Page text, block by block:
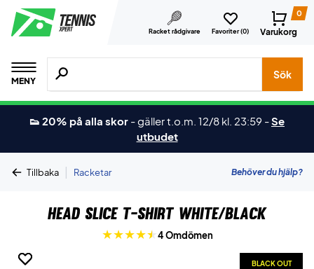
Racket rådgivare Favoriter (0)
0
Varukorg
MENY
Sök efter produkter, märken osv.
Sök
👟 20% på alla skor -gäller t.o.m. 12/8 kl. 23:59 -Se
utbudet
Tillbaka | Racketar Behöver du hjälp?
Head Slice T-shirt White/Black
4 Omdömen
BLACK OUT
BLACK OUT